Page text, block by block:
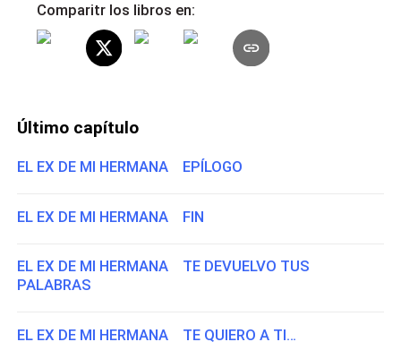
Comparitr los libros en:
Último capítulo
EL EX DE MI HERMANA EPÍLOGO
EL EX DE MI HERMANA FIN
EL EX DE MI HERMANA TE DEVUELVO TUS
PALABRAS
EL EX DE MI HERMANA TE QUIERO A TI…